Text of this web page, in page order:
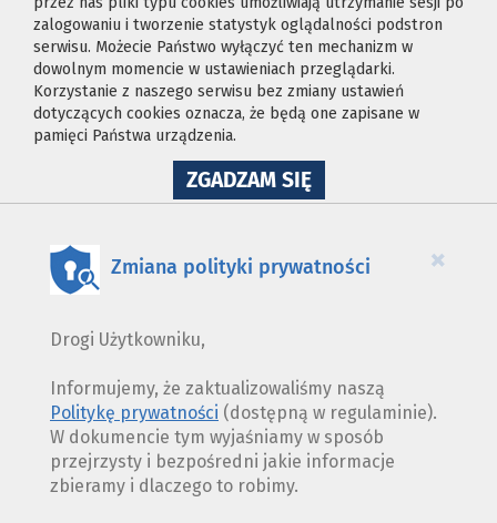
zalogowaniu i tworzenie statystyk oglądalności podstron
serwisu. Możecie Państwo wyłączyć ten mechanizm w
dowolnym momencie w ustawieniach przeglądarki.
Korzystanie z naszego serwisu bez zmiany ustawień
dotyczących cookies oznacza, że będą one zapisane w
pamięci Państwa urządzenia.
ZGADZAM SIĘNA
WYKORZYSTANIE
×
Zmiana polityki prywatności
Drogi Użytkowniku,
Informujemy, że zaktualizowaliśmy naszą
Politykę prywatności (dostępną w regulaminie).
W dokumencie tym wyjaśniamy w sposób
przejrzysty i bezpośredni jakie informacje
zbieramy i dlaczego to robimy.